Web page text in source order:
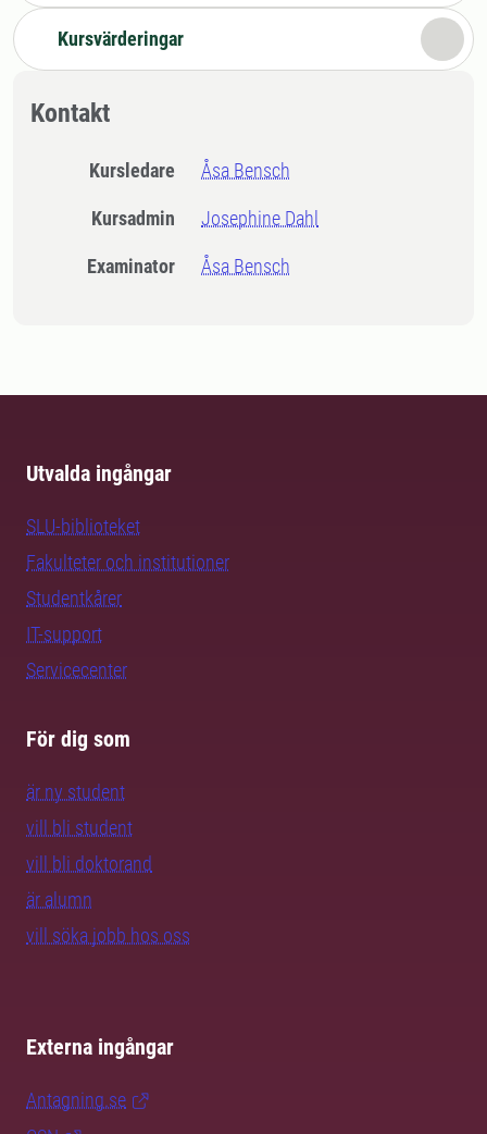
Kursvärderingar
Kontakt
Kursledare Åsa Bensch
Kursadmin Josephine Dahl
Examinator Åsa Bensch
Utvalda ingångar
SLU-biblioteket
Fakulteter och institutioner
Studentkårer
IT-support
Servicecenter
För dig som
är ny student
vill bli student
vill bli doktorand
är alumn
vill söka jobb hos oss
Externa ingångar
Antagning.se